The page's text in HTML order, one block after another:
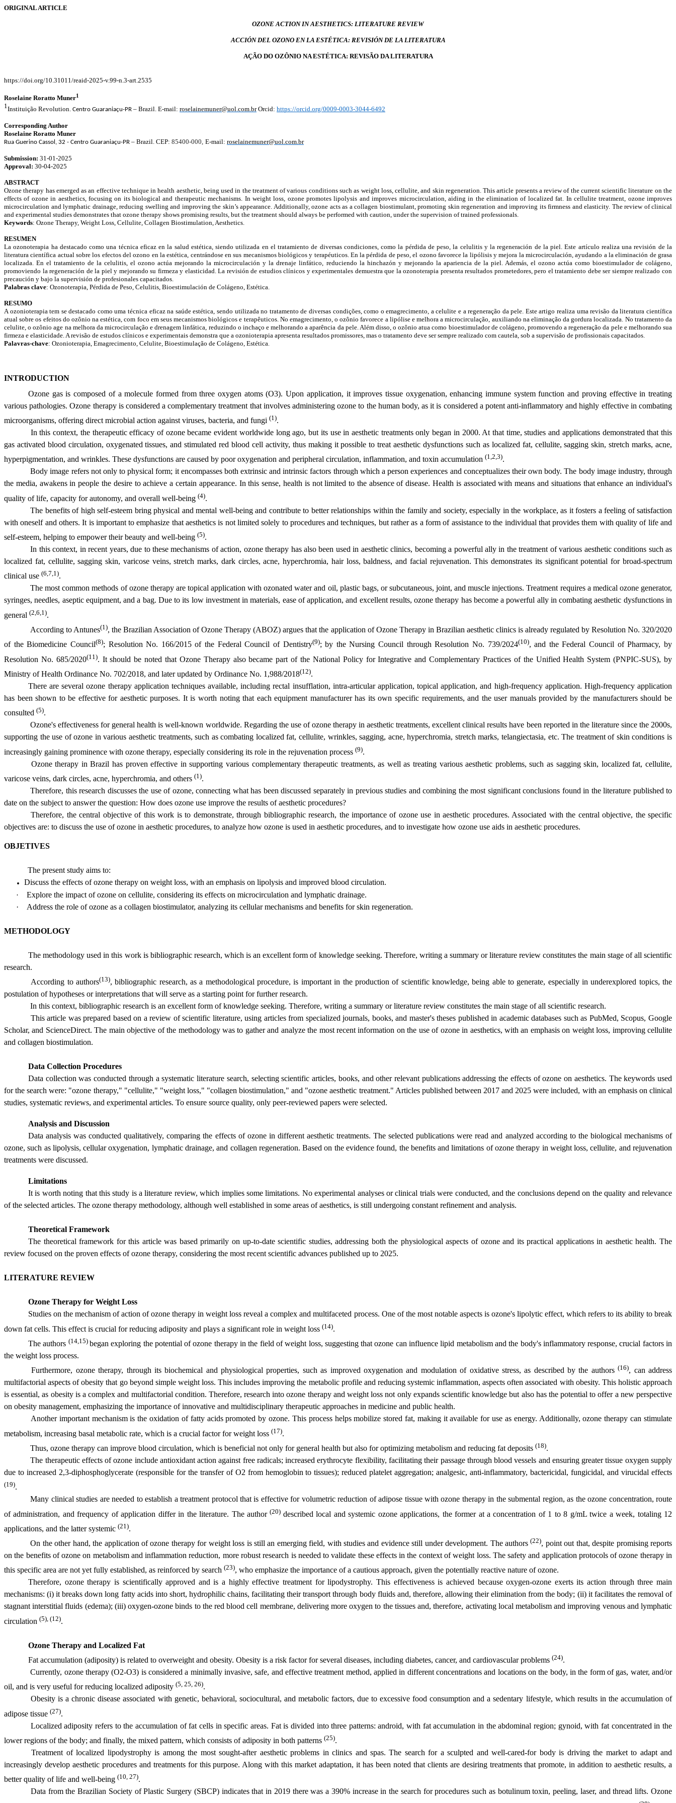
ORIGINAL ARTICLE
OZONE ACTION IN AESTHETICS: LITERATURE REVIEW
ACCIÓN DEL OZONO EN LA ESTÉTICA: REVISIÓN DE LA LITERATURA
AÇÃO DO OZÔNIO NA ESTÉTICA: REVISÃO DA LITERATURA
https://doi.org/10.31011/reaid-2025-v.99-n.3-art.2535
Roselaine Roratto Muner1
1Instituição Revolution. Centro Guaraniaçu-PR – Brazil. E-mail: roselainemuner@uol.com.brOrcid: https://orcid.org/0009-0003-3044-6492
Corresponding Author
Roselaine Roratto Muner
Rua Guerino Cassol, 32 - Centro Guaraniaçu-PR – Brazil. CEP: 85400-000, E-mail: roselainemuner@uol.com.br
Submission: 31-01-2025
Approval: 30-04-2025
ABSTRACT
Ozone therapy has emerged as an effective technique in health aesthetic, being used in the treatment of various conditions such as weight loss, cellulite, and skin regeneration. This article presents a review of the current scientific literature on the
effects of ozone in aesthetics, focusing on its biological and therapeutic mechanisms. In weight loss, ozone promotes lipolysis and improves microcirculation, aiding in the elimination of localized fat. In cellulite treatment, ozone improves
microcirculation and lymphatic drainage, reducing swelling and improving the skin’s appearance. Additionally, ozone acts as a collagen biostimulant, promoting skin regeneration and improving its firmness and elasticity. The review of clinical
and experimental studies demonstrates that ozone therapy shows promising results, but the treatment should always be performed with caution, under the supervision of trained professionals.
Keywords: Ozone Therapy, Weight Loss, Cellulite, Collagen Biostimulation, Aesthetics.
RESUMEN
La ozonoterapia ha destacado como una técnica eficaz en la salud estética, siendo utilizada en el tratamiento de diversas condiciones, como la pérdida de peso, la celulitis y la regeneración de la piel. Este artículo realiza una revisión de la
literatura científica actual sobre los efectos del ozono en la estética, centrándose en sus mecanismos biológicos y terapéuticos. En la pérdida de peso, el ozono favorece la lipólisis y mejora la microcirculación, ayudando a la eliminación de grasa
localizada. En el tratamiento de la celulitis, el ozono actúa mejorando la microcirculación y la drenaje linfático, reduciendo la hinchazón y mejorando la apariencia de la piel. Además, el ozono actúa como bioestimulador de colágeno,
promoviendo la regeneración de la piel y mejorando su firmeza y elasticidad. La revisión de estudios clínicos y experimentales demuestra que la ozonoterapia presenta resultados prometedores, pero el tratamiento debe ser siempre realizado con
precaución y bajo la supervisión de profesionales capacitados.
Palabras clave: Ozonoterapia, Pérdida de Peso, Celulitis, Bioestimulación de Colágeno, Estética.
RESUMO
A ozonioterapia tem se destacado como uma técnica eficaz na saúde estética, sendo utilizada no tratamento de diversas condições, como o emagrecimento, a celulite e a regeneração da pele. Este artigo realiza uma revisão da literatura científica
atual sobre os efeitos do ozônio na estética, com foco em seus mecanismos biológicos e terapêuticos. No emagrecimento, o ozônio favorece a lipólise e melhora a microcirculação, auxiliando na eliminação da gordura localizada. No tratamento da
celulite, o ozônio age na melhora da microcirculação e drenagem linfática, reduzindo o inchaço e melhorando a aparência da pele. Além disso, o ozônio atua como bioestimulador de colágeno, promovendo a regeneração da pele e melhorando sua
firmeza e elasticidade. A revisão de estudos clínicos e experimentais demonstra que a ozonioterapia apresenta resultados promissores, mas o tratamento deve ser sempre realizado com cautela, sob a supervisão de profissionais capacitados.
Palavras-chave: Ozonioterapia, Emagrecimento, Celulite, Bioestimulação de Colágeno, Estética.
INTRODUCTION
Ozone gas is composed of a molecule formed from three oxygen atoms (O3). Upon application, it improves tissue oxygenation, enhancing immune system function and proving effective in treating
various pathologies. Ozone therapy is considered a complementary treatment that involves administering ozone to the human body, as it is considered a potent anti-inflammatory and highly effective in combating
microorganisms, offering direct microbial action against viruses, bacteria, and fungi (1).
In this context, the therapeutic efficacy of ozone became evident worldwide long ago, but its use in aesthetic treatments only began in 2000. At that time, studies and applications demonstrated that this
gas activated blood circulation, oxygenated tissues, and stimulated red blood cell activity, thus making it possible to treat aesthetic dysfunctions such as localized fat, cellulite, sagging skin, stretch marks, acne,
hyperpigmentation, and wrinkles. These dysfunctions are caused by poor oxygenation and peripheral circulation, inflammation, and toxin accumulation (1,2,3).
Body image refers not only to physical form; it encompasses both extrinsic and intrinsic factors through which a person experiences and conceptualizes their own body. The body image industry, through
the media, awakens in people the desire to achieve a certain appearance. In this sense, health is not limited to the absence of disease. Health is associated with means and situations that enhance an individual's
quality of life, capacity for autonomy, and overall well-being (4).
The benefits of high self-esteem bring physical and mental well-being and contribute to better relationships within the family and society, especially in the workplace, as it fosters a feeling of satisfaction
with oneself and others. It is important to emphasize that aesthetics is not limited solely to procedures and techniques, but rather as a form of assistance to the individual that provides them with quality of life and
self-esteem, helping to empower their beauty and well-being (5).
In this context, in recent years, due to these mechanisms of action, ozone therapy has also been used in aesthetic clinics, becoming a powerful ally in the treatment of various aesthetic conditions such as
localized fat, cellulite, sagging skin, varicose veins, stretch marks, dark circles, acne, hyperchromia, hair loss, baldness, and facial rejuvenation. This demonstrates its significant potential for broad-spectrum
clinical use (6,7,1).
The most common methods of ozone therapy are topical application with ozonated water and oil, plastic bags, or subcutaneous, joint, and muscle injections. Treatment requires a medical ozone generator,
syringes, needles, aseptic equipment, and a bag. Due to its low investment in materials, ease of application, and excellent results, ozone therapy has become a powerful ally in combating aesthetic dysfunctions in
general (2,6,1).
According to Antunes(1), the Brazilian Association of Ozone Therapy (ABOZ) argues that the application of Ozone Therapy in Brazilian aesthetic clinics is already regulated by Resolution No. 320/2020
of the Biomedicine Council(8); Resolution No. 166/2015 of the Federal Council of Dentistry(9); by the Nursing Council through Resolution No. 739/2024(10), and the Federal Council of Pharmacy, by
Resolution No. 685/2020(11). It should be noted that Ozone Therapy also became part of the National Policy for Integrative and Complementary Practices of the Unified Health System (PNPIC-SUS), by
Ministry of Health Ordinance No. 702/2018, and later updated by Ordinance No. 1,988/2018(12).
There are several ozone therapy application techniques available, including rectal insufflation, intra-articular application, topical application, and high-frequency application. High-frequency application
has been shown to be effective for aesthetic purposes. It is worth noting that each equipment manufacturer has its own specific requirements, and the user manuals provided by the manufacturers should be
consulted (5).
Ozone's effectiveness for general health is well-known worldwide. Regarding the use of ozone therapy in aesthetic treatments, excellent clinical results have been reported in the literature since the 2000s,
supporting the use of ozone in various aesthetic treatments, such as combating localized fat, cellulite, wrinkles, sagging, acne, hyperchromia, stretch marks, telangiectasia, etc. The treatment of skin conditions is
increasingly gaining prominence with ozone therapy, especially considering its role in the rejuvenation process (9).
Ozone therapy in Brazil has proven effective in supporting various complementary therapeutic treatments, as well as treating various aesthetic problems, such as sagging skin, localized fat, cellulite,
varicose veins, dark circles, acne, hyperchromia, and others (1).
Therefore, this research discusses the use of ozone, connecting what has been discussed separately in previous studies and combining the most significant conclusions found in the literature published to
date on the subject to answer the question: How does ozone use improve the results of aesthetic procedures?
Therefore, the central objective of this work is to demonstrate, through bibliographic research, the importance of ozone use in aesthetic procedures. Associated with the central objective, the specific
objectives are: to discuss the use of ozone in aesthetic procedures, to analyze how ozone is used in aesthetic procedures, and to investigate how ozone use aids in aesthetic procedures.
OBJETIVES
The present study aims to:
Discuss the effects of ozone therapy on weight loss, with an emphasis on lipolysis and improved blood circulation.
·
Explore the impact of ozone on cellulite, considering its effects on microcirculation and lymphatic drainage.
·
Address the role of ozone as a collagen biostimulator, analyzing its cellular mechanisms and benefits for skin regeneration.
METHODOLOGY
The methodology used in this work is bibliographic research, which is an excellent form of knowledge seeking. Therefore, writing a summary or literature review constitutes the main stage of all scientific
research.
According to authors(13), bibliographic research, as a methodological procedure, is important in the production of scientific knowledge, being able to generate, especially in underexplored topics, the
postulation of hypotheses or interpretations that will serve as a starting point for further research.
In this context, bibliographic research is an excellent form of knowledge seeking. Therefore, writing a summary or literature review constitutes the main stage of all scientific research.
This article was prepared based on a review of scientific literature, using articles from specialized journals, books, and master's theses published in academic databases such as PubMed, Scopus, Google
Scholar, and ScienceDirect. The main objective of the methodology was to gather and analyze the most recent information on the use of ozone in aesthetics, with an emphasis on weight loss, improving cellulite
and collagen biostimulation.
Data Collection Procedures
Data collection was conducted through a systematic literature search, selecting scientific articles, books, and other relevant publications addressing the effects of ozone on aesthetics. The keywords used
for the search were: "ozone therapy," "cellulite," "weight loss," "collagen biostimulation," and "ozone aesthetic treatment." Articles published between 2017 and 2025 were included, with an emphasis on clinical
studies, systematic reviews, and experimental articles. To ensure source quality, only peer-reviewed papers were selected.
Analysis and Discussion
Data analysis was conducted qualitatively, comparing the effects of ozone in different aesthetic treatments. The selected publications were read and analyzed according to the biological mechanisms of
ozone, such as lipolysis, cellular oxygenation, lymphatic drainage, and collagen regeneration. Based on the evidence found, the benefits and limitations of ozone therapy in weight loss, cellulite, and rejuvenation
treatments were discussed.
Limitations
It is worth noting that this study is a literature review, which implies some limitations. No experimental analyses or clinical trials were conducted, and the conclusions depend on the quality and relevance
of the selected articles. The ozone therapy methodology, although well established in some areas of aesthetics, is still undergoing constant refinement and analysis.
Theoretical Framework
The theoretical framework for this article was based primarily on up-to-date scientific studies, addressing both the physiological aspects of ozone and its practical applications in aesthetic health. The
review focused on the proven effects of ozone therapy, considering the most recent scientific advances published up to 2025.
LITERATURE REVIEW
Ozone Therapy for Weight Loss
Studies on the mechanism of action of ozone therapy in weight loss reveal a complex and multifaceted process. One of the most notable aspects is ozone's lipolytic effect, which refers to its ability to break
down fat cells. This effect is crucial for reducing adiposity and plays a significant role in weight loss (14).
The authors (14,15) began exploring the potential of ozone therapy in the field of weight loss, suggesting that ozone can influence lipid metabolism and the body's inflammatory response, crucial factors in
the weight loss process.
Furthermore, ozone therapy, through its biochemical and physiological properties, such as improved oxygenation and modulation of oxidative stress, as described by the authors(16), can address
multifactorial aspects of obesity that go beyond simple weight loss. This includes improving the metabolic profile and reducing systemic inflammation, aspects often associated with obesity. This holistic approach
is essential, as obesity is a complex and multifactorial condition. Therefore, research into ozone therapy and weight loss not only expands scientific knowledge but also has the potential to offer a new perspective
on obesity management, emphasizing the importance of innovative and multidisciplinary therapeutic approaches in medicine and public health.
Another important mechanism is the oxidation of fatty acids promoted by ozone. This process helps mobilize stored fat, making it available for use as energy. Additionally, ozone therapy can stimulate
metabolism, increasing basal metabolic rate, which is a crucial factor for weight loss (17).
Thus, ozone therapy can improve blood circulation, which is beneficial not only for general health but also for optimizing metabolism and reducing fat deposits (18).
The therapeutic effects of ozone include antioxidant action against free radicals; increased erythrocyte flexibility, facilitating their passage through blood vessels and ensuring greater tissue oxygen supply
due to increased 2,3-diphosphoglycerate (responsible for the transfer of O2 from hemoglobin to tissues); reduced platelet aggregation; analgesic, anti-inflammatory, bactericidal, fungicidal, and virucidal effects
(19).
Many clinical studies are needed to establish a treatment protocol that is effective for volumetric reduction of adipose tissue with ozone therapy in the submental region, as the ozone concentration, route
of administration, and frequency of application differ in the literature. The author(20) described local and systemic ozone applications, the former at a concentration of 1 to 8 g/mL twice a week, totaling 12
applications, and the latter systemic (21).
On the other hand, the application of ozone therapy for weight loss is still an emerging field, with studies and evidence still under development. The authors(22), point out that, despite promising reports
on the benefits of ozone on metabolism and inflammation reduction, more robust research is needed to validate these effects in the context of weight loss. The safety and application protocols of ozone therapy in
this specific area are not yet fully established, as reinforced by search (23), who emphasize the importance of a cautious approach, given the potentially reactive nature of ozone.
Therefore, ozone therapy is scientifically approved and is a highly effective treatment for lipodystrophy. This effectiveness is achieved because oxygen-ozone exerts its action through three main
mechanisms: (i) it breaks down long fatty acids into short, hydrophilic chains, facilitating their transport through body fluids and, therefore, allowing their elimination from the body; (ii) it facilitates the removal of
stagnant interstitial fluids (edema); (iii) oxygen-ozone binds to the red blood cell membrane, delivering more oxygen to the tissues and, therefore, activating local metabolism and improving venous and lymphatic
circulation (5), (12).
Ozone Therapy and Localized Fat
Fat accumulation (adiposity) is related to overweight and obesity. Obesity is a risk factor for several diseases, including diabetes, cancer, and cardiovascular problems (24).
Currently, ozone therapy (O2-O3) is considered a minimally invasive, safe, and effective treatment method, applied in different concentrations and locations on the body, in the form of gas, water, and/or
oil, and is very useful for reducing localized adiposity (5, 25, 26).
Obesity is a chronic disease associated with genetic, behavioral, sociocultural, and metabolic factors, due to excessive food consumption and a sedentary lifestyle, which results in the accumulation of
adipose tissue (27).
Localized adiposity refers to the accumulation of fat cells in specific areas. Fat is divided into three patterns: android, with fat accumulation in the abdominal region; gynoid, with fat concentrated in the
lower regions of the body; and finally, the mixed pattern, which consists of adiposity in both patterns (25).
Treatment of localized lipodystrophy is among the most sought-after aesthetic problems in clinics and spas. The search for a sculpted and well-cared-for body is driving the market to adapt and
increasingly develop aesthetic procedures and treatments for this purpose. Along with this market adaptation, it has been noted that clients are desiring treatments that promote, in addition to aesthetic results, a
better quality of life and well-being (10, 27).
Data from the Brazilian Society of Plastic Surgery (SBCP) indicates that in 2019 there was a 390% increase in the search for procedures such as botulinum toxin, peeling, laser, and thread lifts. Ozone